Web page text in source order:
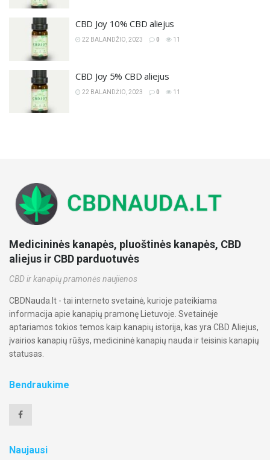
CBD Joy 10% CBD aliejus
22 BALANDŽIO, 2023 0 11
CBD Joy 5% CBD aliejus
22 BALANDŽIO, 2023 0 11
Medicininės kanapės, pluoštinės kanapės, CBD
aliejus ir CBD parduotuvės
CBD ir kanapių pramonės naujienos
CBDNauda.lt - tai interneto svetainė, kurioje pateikiama
informacija apie kanapių pramonę Lietuvoje. Svetainėje
aptariamos tokios temos kaip kanapių istorija, kas yra CBD Aliejus,
įvairios kanapių rūšys, medicininė kanapių nauda ir teisinis kanapių
statusas.
Bendraukime
Naujausi